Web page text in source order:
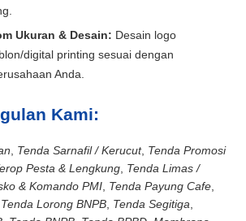
Ukuran & Desain: Desain logo
digital printing sesuai dengan
Anda.
Kami:
Tenda Sarnafil / Kerucut, Tenda Promosi
Pesta & Lengkung Tenda Limas /
& Komando PMI Tenda Payung Cafe
Tenda Lorong BNPB Tenda Segitiga